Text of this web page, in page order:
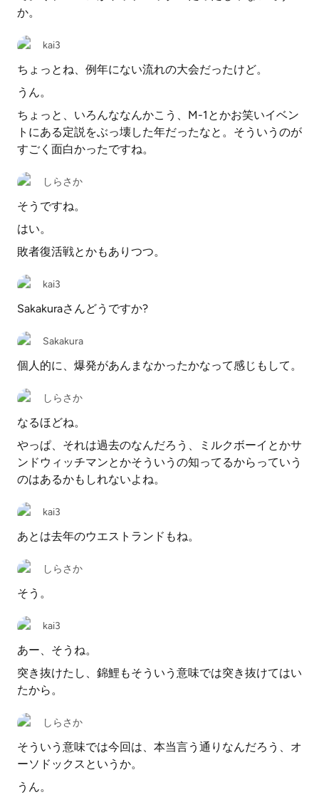
か。
kai3
ちょっとね、例年にない流れの大会だったけど。
うん。
ちょっと、いろんななんかこう、M-1とかお笑いイベン
トにある定説をぶっ壊した年だったなと。そういうのが
すごく面白かったですね。
しらさか
そうですね。
はい。
敗者復活戦とかもありつつ。
kai3
Sakakuraさんどうですか?
Sakakura
個人的に、爆発があんまなかったかなって感じもして。
しらさか
なるほどね。
やっぱ、それは過去のなんだろう、ミルクボーイとかサ
ンドウィッチマンとかそういうの知ってるからっていう
のはあるかもしれないよね。
kai3
あとは去年のウエストランドもね。
しらさか
そう。
kai3
あー、そうね。
突き抜けたし、錦鯉もそういう意味では突き抜けてはい
たから。
しらさか
そういう意味では今回は、本当言う通りなんだろう、オ
ーソドックスというか。
うん。